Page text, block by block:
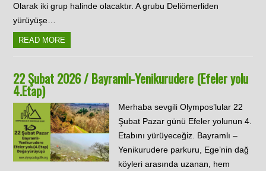
Olarak iki grup halinde olacaktır. A grubu Deliömerliden
yürüyüşe…
READ MORE
22 Şubat 2026 / Bayramlı-Yenikurudere (Efeler yolu
4.Etap)
Merhaba sevgili Olympos’lular 22
Şubat Pazar günü Efeler yolunun 4.
Etabını yürüyeceğiz. Bayramlı –
Yenikurudere parkuru, Ege’nin dağ
köyleri arasında uzanan, hem